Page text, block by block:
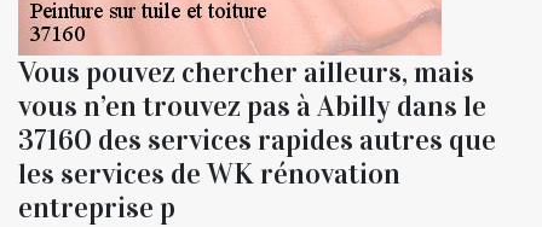
Vous pouvez chercher ailleurs, mais
vous n’en trouvez pas à Abilly dans le
37160 des services rapides autres que
les services de WK rénovation
entreprise p